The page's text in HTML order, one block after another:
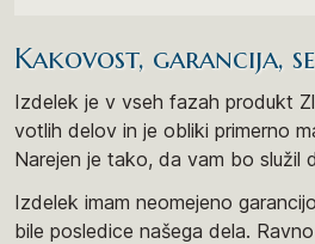
Kakovost, garancija,
Izdelek je v vseh fazah produkt
votlih delov in je obliki primerno
Narejen je tako, da vam bo služil
Izdelek imam neomejeno
bile posledice našega dela.